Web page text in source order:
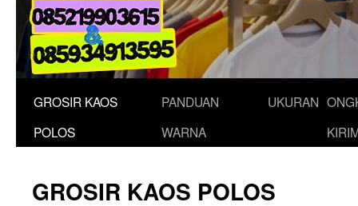
GROSIR KAOS
POLOS
PANDUAN
WARNA
UKURAN
GROSIR KAOS POLOS